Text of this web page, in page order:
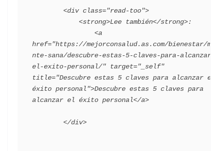
href="https://mejorconsalud.as.com/bienestar/me
nte-sana/descubre-estas-5-claves-para-alcanzar-
el-exito-personal/" target="_self"
title="Descubre estas 5 claves para alcanzar el
éxito personal">Descubre estas 5 claves para
alcanzar el éxito personal</a>